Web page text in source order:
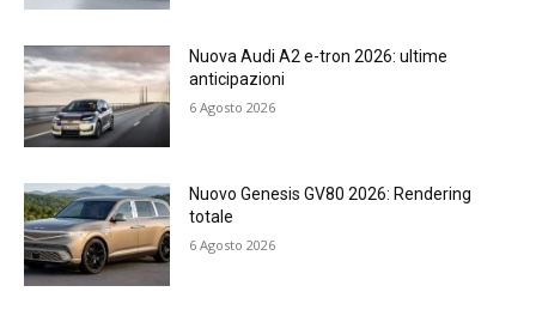
Nuova Audi A2 e-tron 2026: ultime
anticipazioni
6 Agosto 2026
Nuovo Genesis GV80 2026: Rendering
totale
6 Agosto 2026